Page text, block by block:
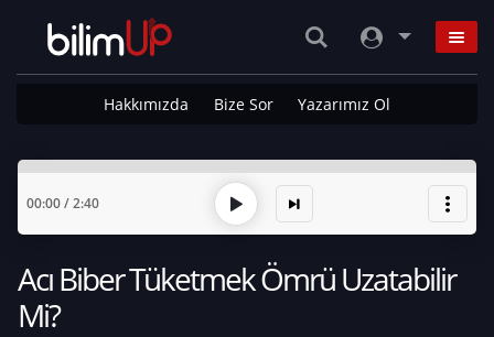
Hakkımızda Bize Sor Yazarımız Ol
00:00/2:40
Acı Biber Tüketmek Ömrü Uzatabilir
Mi?